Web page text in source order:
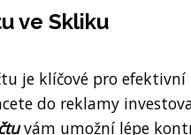
ve Skliku
je klíčové pro
do reklamy
vám umožní lépe